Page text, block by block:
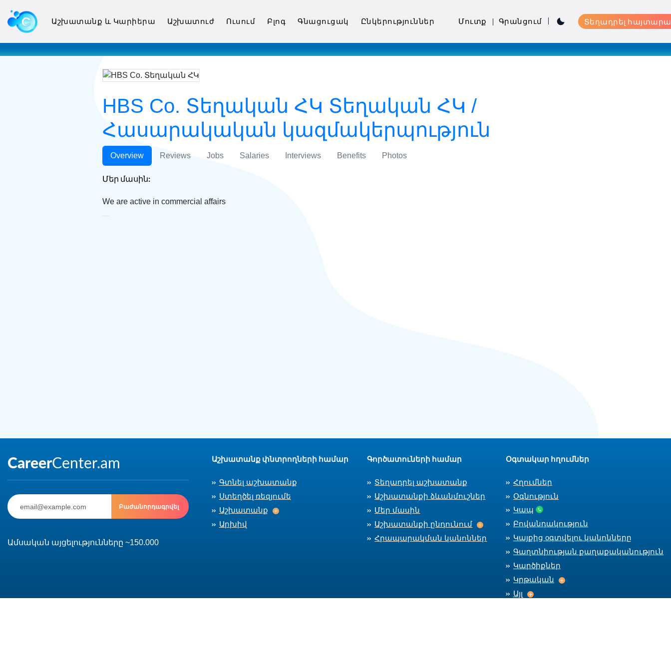
Աշխատանք և Կարիերա Աշխատուժ Ուսում Բլոգ Գնացուցակ Ընկերություններ Մուտք Գրանցում Տեղադրել
HBS Co. Տեղական ՀԿ Տեղական ՀԿ /
Հասարակական կազմակերպություն
Overview Reviews Jobs Salaries Interviews Benefits Photos
Մեր մասին:
We are active in commercial affairs
Բաժանորդագրվել
Ամսական այցելությունները ~150.000
Աշխատանք փնտրողների համար
Գտնել աշխատանք
Ստեղծել ռեզյումե
Աշխատանք
Աշխատանք
Արխիվ
Գործատուների համար
Տեղադրել աշխատանք
Աշխատանքի ձևանմուշներ
Մեր մասին
Աշխատանքի ընդունում
Աշխատանքի ընդունում
Հրապարակման կանոններ
Օգտակար հղումներ
Հղումներ
Օգնություն
Կապ
Բովանդակություն
Կայքից оգտվելու կանոնները
Գաղտնիության քաղաքականություն
Կարծիքներ
Կրթական
Կրթական
Այլ
Այլ